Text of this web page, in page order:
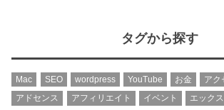
タグから探す
Mac SEO wordpress YouTube お金
アク
アドセンス
アフィリエイト イベント エック